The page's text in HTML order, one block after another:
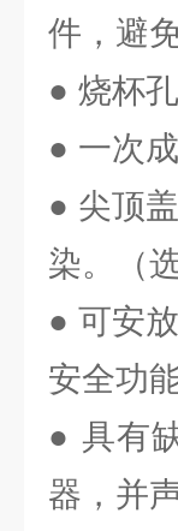
件，避
● 烧杯
● 一次
● 尖顶
染。（
● 可安
安全功
● 具有
器，并